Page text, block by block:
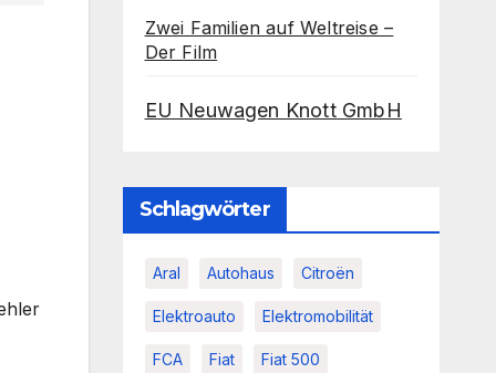
Zwei Familien auf Weltreise –
Der Film
EU Neuwagen Knott GmbH
Schlagwörter
Aral Autohaus Citroën
Elektroauto Elektromobilität
FCA Fiat Fiat 500